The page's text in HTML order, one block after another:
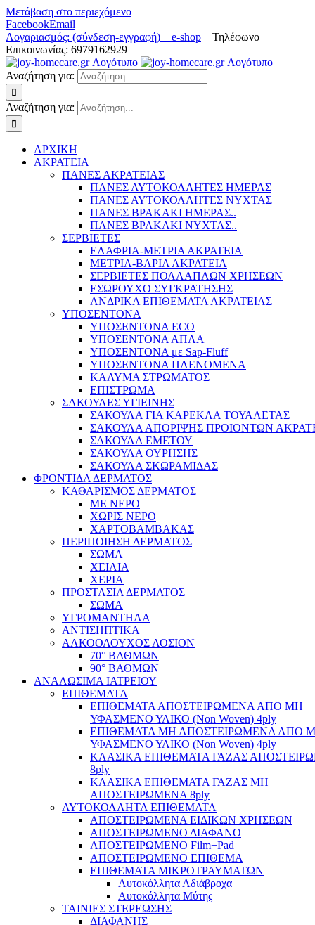
Μετάβαση στο περιεχόμενο
FacebookEmail
Λογαριασμός: (σύνδεση-εγγραφή) e-shop Τηλέφωνο
Επικοινωνίας: 6979162929
Αναζήτηση για:
Αναζήτηση για:
ΑΡΧΙΚΗ
ΑΚΡΑΤΕΙΑ
ΠΑΝΕΣ ΑΚΡΑΤΕΙΑΣ
ΠΑΝΕΣ ΑΥΤΟΚΟΛΛΗΤΕΣ ΗΜΕΡΑΣ
ΠΑΝΕΣ ΑΥΤΟΚΟΛΛΗΤΕΣ ΝΥΧΤΑΣ
ΠΑΝΕΣ ΒΡΑΚΑΚΙ ΗΜΕΡΑΣ..
ΠΑΝΕΣ ΒΡΑΚΑΚΙ ΝΥΧΤΑΣ..
ΣΕΡΒΙΕΤΕΣ
ΕΛΑΦΡΙΑ-ΜΕΤΡΙΑ ΑΚΡΑΤΕΙΑ
ΜΕΤΡΙΑ-ΒΑΡΙΑ ΑΚΡΑΤΕΙΑ
ΣΕΡΒΙΕΤΕΣ ΠΟΛΛΑΠΛΩΝ ΧΡΗΣΕΩΝ
ΕΣΩΡΟΥΧΟ ΣΥΓΚΡΑΤΗΣΗΣ
ΑΝΔΡΙΚΑ ΕΠΙΘΕΜΑΤΑ ΑΚΡΑΤΕΙΑΣ
ΥΠΟΣΕΝΤΟΝΑ
ΥΠΟΣΕΝΤΟΝΑ ECO
ΥΠΟΣΕΝΤΟΝΑ ΑΠΛΑ
ΥΠΟΣΕΝΤΟΝΑ με Sap-Fluff
ΥΠΟΣΕΝΤΟΝΑ ΠΛΕΝΟΜΕΝΑ
ΚΑΛΥΜΑ ΣΤΡΩΜΑΤΟΣ
ΕΠΙΣΤΡΩΜΑ
ΣΑΚΟΥΛΕΣ ΥΓΙΕΙΝΗΣ
ΣΑΚΟΥΛΑ ΓΙΑ ΚΑΡΕΚΛΑ ΤΟΥΑΛΕΤΑΣ
ΣΑΚΟΥΛΑ ΑΠΟΡΙΨΗΣ ΠΡΟΙΟΝΤΩΝ
ΣΑΚΟΥΛΑ ΕΜΕΤΟΥ
ΣΑΚΟΥΛΑ ΟΥΡΗΣΗΣ
ΣΑΚΟΥΛΑ ΣΚΩΡΑΜΙΔΑΣ
ΦΡΟΝΤΙΔΑ ΔΕΡΜΑΤΟΣ
ΚΑΘΑΡΙΣΜΟΣ ΔΕΡΜΑΤΟΣ
ΜΕ ΝΕΡΟ
ΧΩΡΙΣ ΝΕΡΟ
ΧΑΡΤΟΒΑΜΒΑΚΑΣ
ΠΕΡΙΠΟΙΗΣΗ ΔΕΡΜΑΤΟΣ
ΣΩΜΑ
ΧΕΙΛΙΑ
ΧΕΡΙΑ
ΠΡΟΣΤΑΣΙΑ ΔΕΡΜΑΤΟΣ
ΣΩΜΑ
ΥΓΡΟΜΑΝΤΗΛΑ
ΑΝΤΙΣΗΠΤΙΚΑ
ΑΛΚΟΟΛΟΥΧΟΣ ΛΟΣΙΟΝ
70° ΒΑΘΜΩΝ
90° ΒΑΘΜΩΝ
ΑΝΑΛΩΣΙΜΑ ΙΑΤΡΕΙΟΥ
ΕΠΙΘΕΜΑΤΑ
ΕΠΙΘΕΜΑΤΑ ΑΠΟΣΤΕΙΡΩΜΕΝΑ ΑΠΟ ΜΗ
ΥΦΑΣΜΕΝΟ ΥΛΙΚΟ (Non Woven) 4ply
ΕΠΙΘΕΜΑΤΑ ΜΗ ΑΠΟΣΤΕΙΡΩΜΕΝΑ ΑΠΟ
ΥΦΑΣΜΕΝΟ ΥΛΙΚΟ (Non Woven) 4ply
ΚΛΑΣΙΚΑ ΕΠΙΘΕΜΑΤΑ ΓΑΖΑΣ
8ply
ΚΛΑΣΙΚΑ ΕΠΙΘΕΜΑΤΑ ΓΑΖΑΣ ΜΗ
ΑΠΟΣΤΕΙΡΩΜΕΝΑ 8ply
ΑΥΤΟΚΟΛΛΗΤΑ ΕΠΙΘΕΜΑΤΑ
ΑΠΟΣΤΕΙΡΩΜΕΝΑ ΕΙΔΙΚΩΝ ΧΡΗΣΕΩΝ
ΑΠΟΣΤΕΙΡΩΜΕΝΟ ΔΙΑΦΑΝΟ
ΑΠΟΣΤΕΙΡΩΜΕΝΟ Film+Pad
ΑΠΟΣΤΕΙΡΩΜΕΝΟ ΕΠΙΘΕΜΑ
ΕΠΙΘΕΜΑΤΑ ΜΙΚΡΟΤΡΑΥΜΑΤΩΝ
Αυτοκόλλητα Αδιάβροχα
Αυτοκόλλητα Μύτης
ΤΑΙΝΙΕΣ ΣΤΕΡΕΩΣΗΣ
ΔΙΑΦΑΝΗΣ